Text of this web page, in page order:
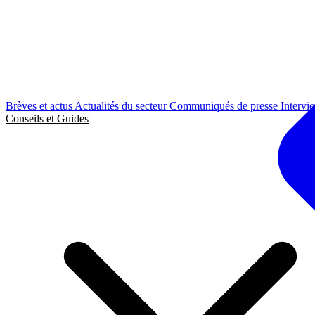
Brèves et actus Actualités du secteurCommuniqués de presse
Conseils et Guides